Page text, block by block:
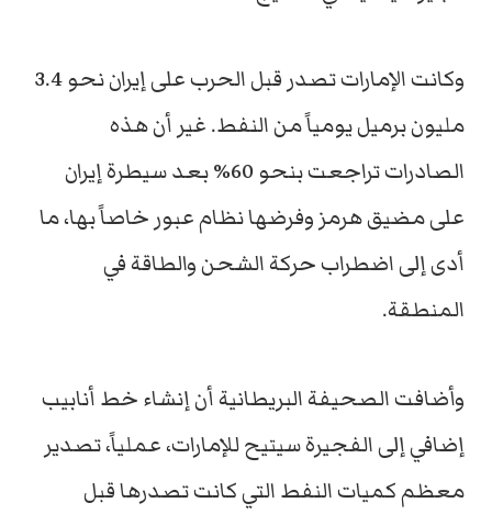
وكانت الإمارات تصدر قبل الحرب على إيران نحو 3.4
مليون برميل يومياً من النفط. غير أن هذه
الصادرات تراجعت بنحو 60% بعد سيطرة إيران
على مضيق هرمز وفرضها نظام عبور خاصاً بها، ما
أدى إلى اضطراب حركة الشحن والطاقة في
المنطقة.
وأضافت الصحيفة البريطانية أن إنشاء خط أنابيب
إضافي إلى الفجيرة سيتيح للإمارات، عملياً، تصدير
معظم كميات النفط التي كانت تصدرها قبل